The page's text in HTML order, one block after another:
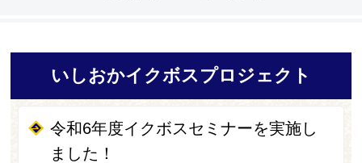
いしおかイクボスプロジェクト
令和6年度イクボスセミナーを実施し
ました！